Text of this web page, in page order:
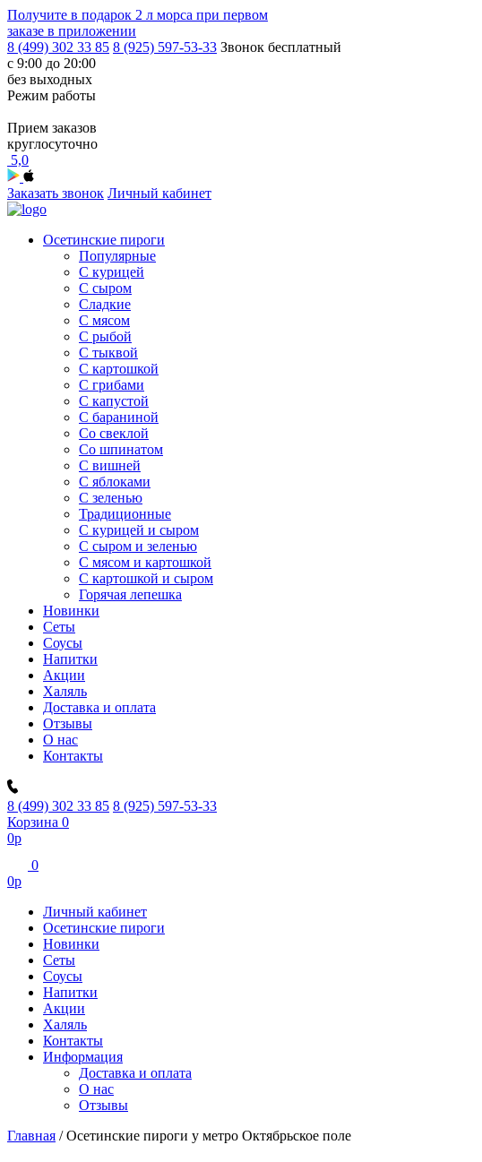
Получите в подарок 2 л морса при первом
заказе в приложении
8 (499) 302 33 85 8 (925) 597-53-33 Звонок бесплатный
с 9:00 до 20:00
без выходных
Режим работы
Прием заказов
круглосуточно
5,0
Заказать звонок Личный кабинет
Осетинские пироги
Популярные
С курицей
С сыром
Сладкие
С мясом
С рыбой
С тыквой
С картошкой
С грибами
С капустой
C бараниной
Со свеклой
Со шпинатом
С вишней
С яблоками
С зеленью
Традиционные
С курицей и сыром
С сыром и зеленью
С мясом и картошкой
С картошкой и сыром
Горячая лепешка
Новинки
Сеты
Соусы
Напитки
Акции
Халяль
Доставка и оплата
Отзывы
О нас
Контакты
8 (499) 302 33 85 8 (925) 597-53-33
Корзина 0
0р
0
0р
Личный кабинет
Осетинские пироги
Новинки
Сеты
Соусы
Напитки
Акции
Халяль
Контакты
Информация
Доставка и оплата
О нас
Отзывы
Главная /Осетинские пироги у метро Октябрьское поле